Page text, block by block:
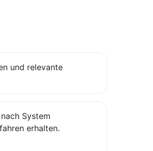
und relevante
System
erhalten.